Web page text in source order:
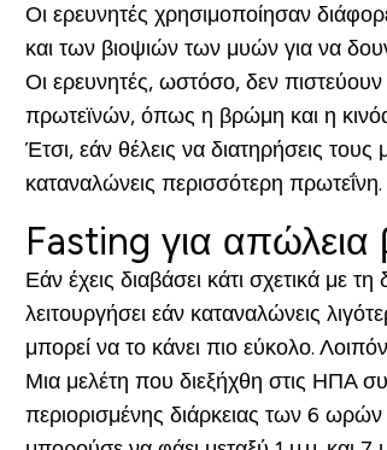
Οι ερευνητές χρησιμοποίησαν
και των βιοψιών των μυών για να
Οι ερευνητές, ωστόσο, δεν
πρωτεϊνών, όπως η βρώμη και η
Έτσι, εάν θέλεις να διατηρήσεις
καταναλώνεις περισσότερη
Fasting για
Εάν έχεις διαβάσει κάτι σχετικά με
λειτουργήσει εάν καταναλώνεις
μπορεί να το κάνει πιο εύκολο.
Μια μελέτη που διεξήχθη στις ΗΠΑ
περιορισμένης διάρκειας των 6